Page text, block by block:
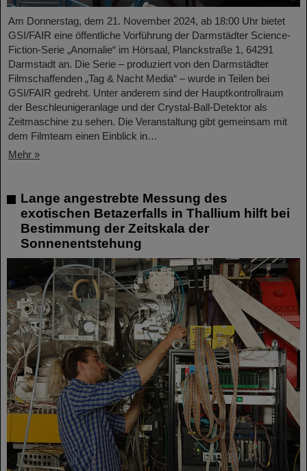
Am Donnerstag, dem 21. November 2024, ab 18:00 Uhr bietet
GSI/FAIR eine öffentliche Vorführung der Darmstädter Science-
Fiction-Serie „Anomalie“ im Hörsaal, Planckstraße 1, 64291
Darmstadt an. Die Serie – produziert von den Darmstädter
Filmschaffenden „Tag & Nacht Media“ – wurde in Teilen bei
GSI/FAIR gedreht. Unter anderem sind der Hauptkontrollraum
der Beschleunigeranlage und der Crystal-Ball-Detektor als
Zeitmaschine zu sehen. Die Veranstaltung gibt gemeinsam mit
dem Filmteam einen Einblick in…
Mehr »
Lange angestrebte Messung des
exotischen Betazerfalls in Thallium hilft bei
Bestimmung der Zeitskala der
Sonnenentstehung